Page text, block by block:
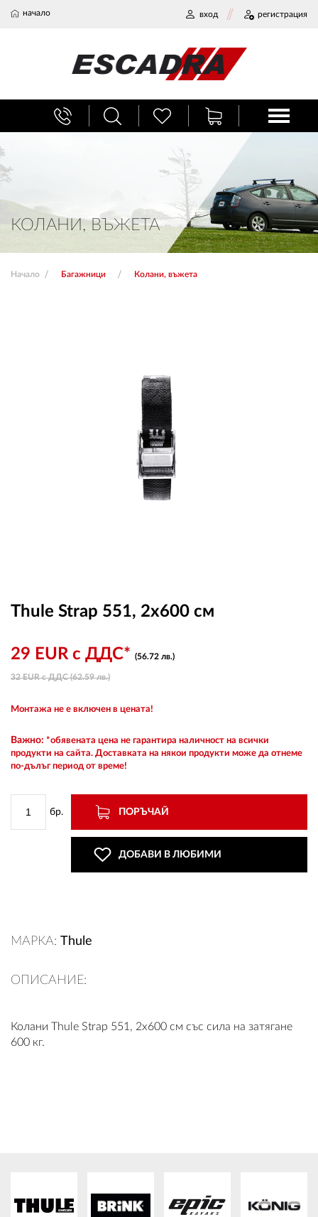
начало вход регистрация
КОЛАНИ, ВЪЖЕТА
Начало Багажници Колани, въжета
Thule Strap 551, 2x600 см
29 EUR с ДДС* (56.72 лв.)
32 EUR с ДДС (62.59 лв.)
Монтажа не е включен в цената!
Важно: *обявената цена не гарантира наличност на всички
продукти на сайта. Доставката на някои продукти може да отнеме
по-дълъг период от време!
бр. ПОРЪЧАЙ
ДОБАВИ В ЛЮБИМИ
МАРКА: Thule
ОПИСАНИЕ:
Колани Thule Strap 551, 2x600 см със сила на затягане
600 кг.
БАГАЖНИЦИ
ВЕРИГИ ЗА СНЯГ
РЕГИСТРАЦИЯ
КОНТАКТИ
ОБЩИ УСЛОВИЯ
СТОКИ НА КРЕДИТ
ПОЛИТИКА ЗА БИСКВИТКИ
ПЛАТФОРМА ЗА ОРС